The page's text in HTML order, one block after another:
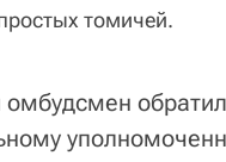
томичей.